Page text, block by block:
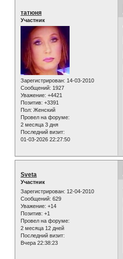
татюня
Участник
Зарегистрирован: 14-03-2010
Сообщений: 1927
Уважение: +4421
Позитив: +3391
Пол: Женский
Провел на форуме:
2 месяца 3 дня
Последний визит:
01-03-2026 22:27:50
Sveta
Участник
Зарегистрирован: 12-04-2010
Сообщений: 629
Уважение: +14
Позитив: +1
Провел на форуме:
2 месяца 12 дней
Последний визит:
Вчера 22:38:23